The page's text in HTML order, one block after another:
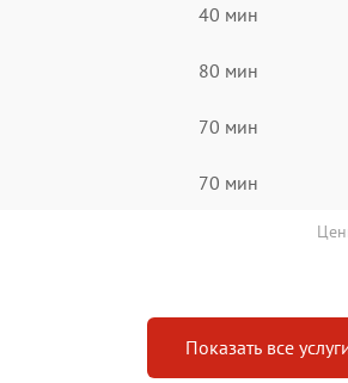
40 мин
80 мин
70 мин
70 мин
Показать все